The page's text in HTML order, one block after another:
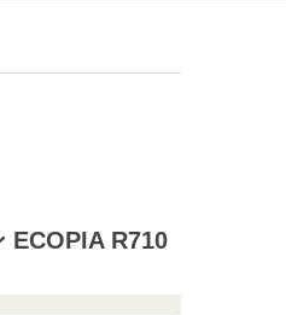
ECOPIA R710